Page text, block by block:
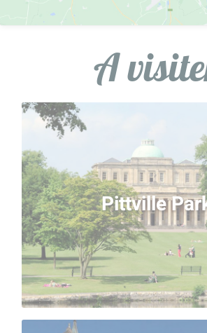
A
Pittville
Pittville Park
Depuis 1825, le plus grand parc
ville comprend des terrains de jeux,
navigation de plaisance et une